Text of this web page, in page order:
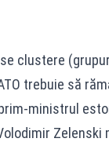
clustere
trebuie să
ministrul
Zelenski